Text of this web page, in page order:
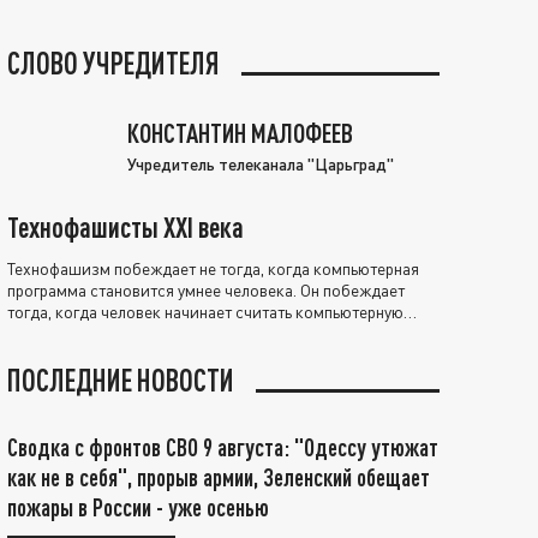
СЛОВО УЧРЕДИТЕЛЯ
КОНСТАНТИН МАЛОФЕЕВ
Учредитель телеканала "Царьград"
Технофашисты XXI века
Технофашизм побеждает не тогда, когда компьютерная
программа становится умнее человека. Он побеждает
тогда, когда человек начинает считать компьютерную
ПОСЛЕДНИЕ НОВОСТИ
Сводка с фронтов СВО 9 августа: "Одессу утюжат
как не в себя", прорыв армии, Зеленский обещает
пожары в России - уже осенью